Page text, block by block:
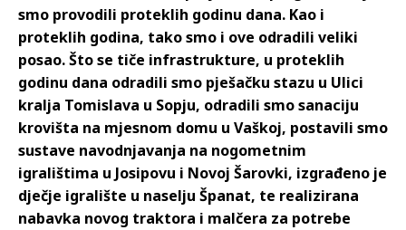
smo provodili proteklih godinu dana. Kao i
proteklih godina, tako smo i ove odradili veliki
posao. Što se tiče infrastrukture, u proteklih
godinu dana odradili smo pješačku stazu u Ulici
kralja Tomislava u Sopju, odradili smo sanaciju
krovišta na mjesnom domu u Vaškoj, postavili smo
sustave navodnjavanja na nogometnim
igralištima u Josipovu i Novoj Šarovki, izgrađeno je
dječje igralište u naselju Španat, te realizirana
nabavka novog traktora i malčera za potrebe